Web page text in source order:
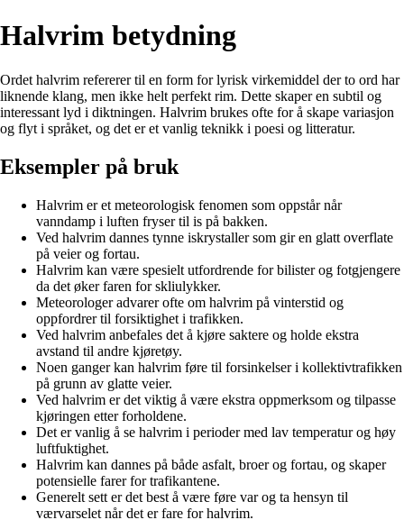
Halvrim betydning
Ordet halvrim refererer til en form for lyrisk virkemiddel der to ord har
liknende klang, men ikke helt perfekt rim. Dette skaper en subtil og
interessant lyd i diktningen. Halvrim brukes ofte for å skape variasjon
og flyt i språket, og det er et vanlig teknikk i poesi og litteratur.
Eksempler på bruk
Halvrim er et meteorologisk fenomen som oppstår når
vanndamp i luften fryser til is på bakken.
Ved halvrim dannes tynne iskrystaller som gir en glatt overflate
på veier og fortau.
Halvrim kan være spesielt utfordrende for bilister og fotgjengere
da det øker faren for skliulykker.
Meteorologer advarer ofte om halvrim på vinterstid og
oppfordrer til forsiktighet i trafikken.
Ved halvrim anbefales det å kjøre saktere og holde ekstra
avstand til andre kjøretøy.
Noen ganger kan halvrim føre til forsinkelser i kollektivtrafikken
på grunn av glatte veier.
Ved halvrim er det viktig å være ekstra oppmerksom og tilpasse
kjøringen etter forholdene.
Det er vanlig å se halvrim i perioder med lav temperatur og høy
luftfuktighet.
Halvrim kan dannes på både asfalt, broer og fortau, og skaper
potensielle farer for trafikantene.
Generelt sett er det best å være føre var og ta hensyn til
værvarselet når det er fare for halvrim.